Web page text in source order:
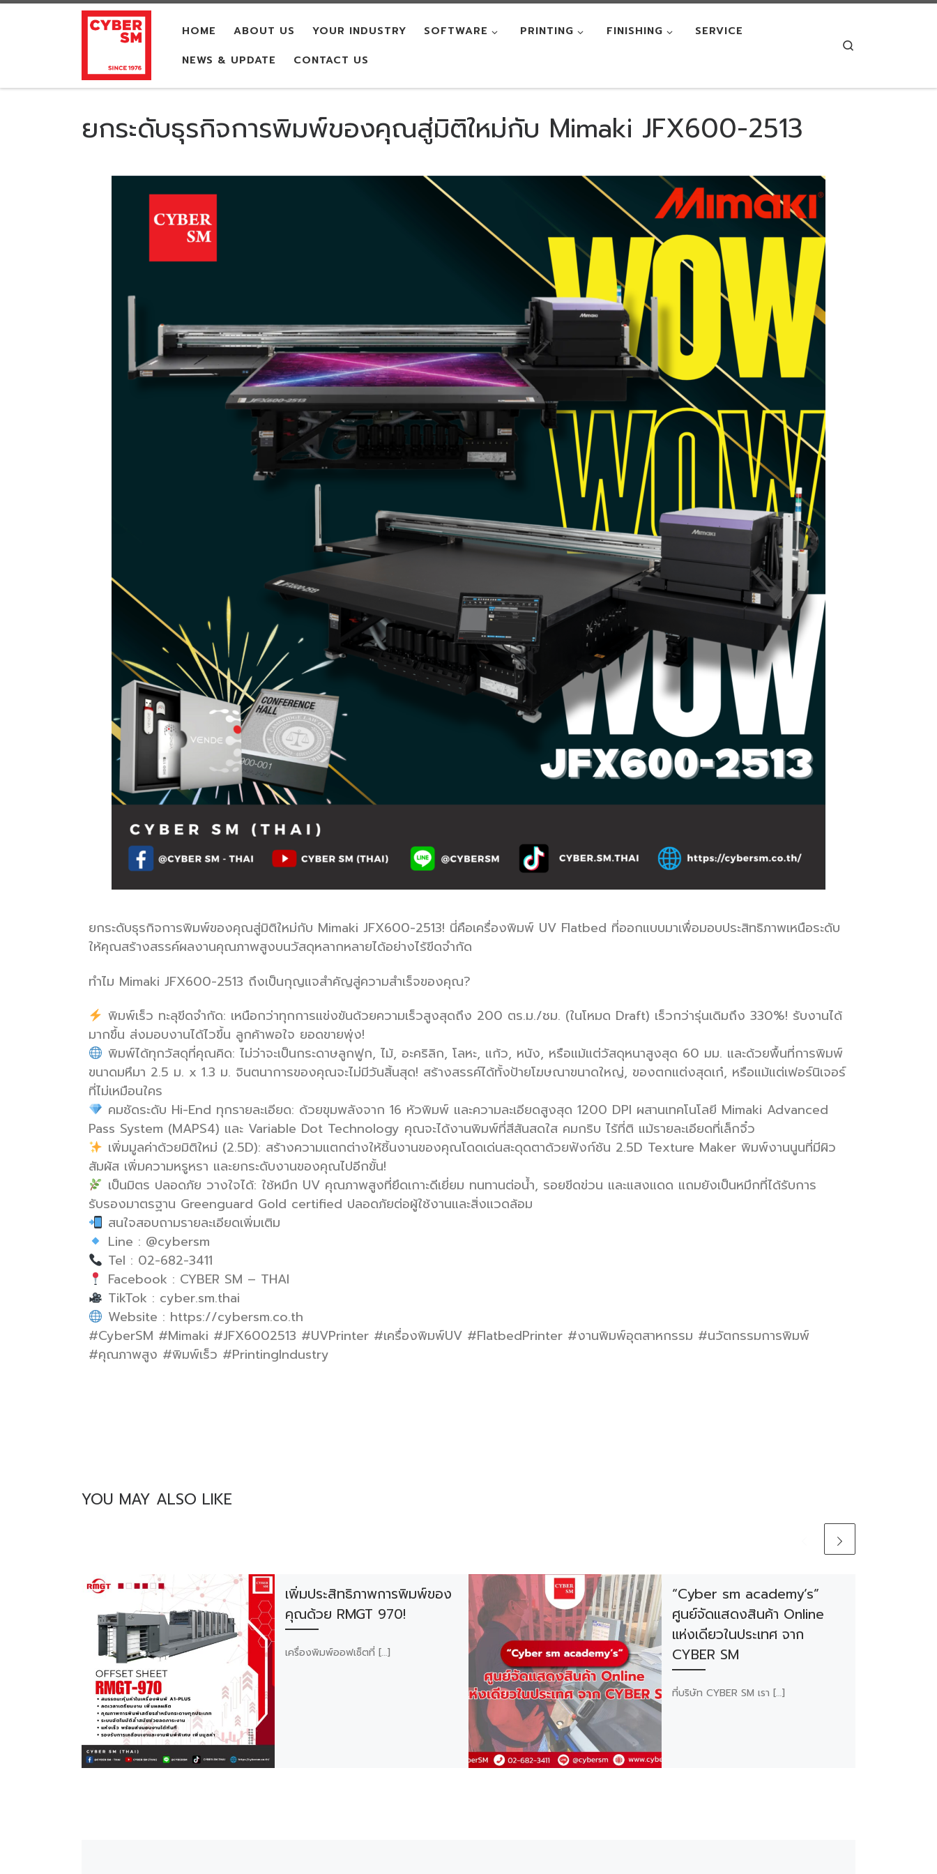
Skip to content
HOME ABOUT US YOUR INDUSTRY SOFTWARE PRINTING FINISHING
SERVICE
NEWS & UPDATE
CONTACT US
ยกระดับธุรกิจการพิมพ์ของคุณสู่มิติใหม่กับ Mimaki JFX600-2513
ยกระดับธุรกิจการพิมพ์ของคุณสู่มิติใหม่กับ Mimaki JFX600-2513! นี่คือเครื่องพิมพ์ UV Flatbed ที่ออกแบบมาเพื่อมอบประสิทธิภาพเหนือระดับ
ให้คุณสร้างสรรค์ผลงานคุณภาพสูงบนวัสดุหลากหลายได้อย่างไร้ขีดจำกัด
ทำไม Mimaki JFX600-2513 ถึงเป็นกุญแจสำคัญสู่ความสำเร็จของคุณ?
พิมพ์เร็ว ทะลุขีดจำกัด: เหนือกว่าทุกการแข่งขันด้วยความเร็วสูงสุดถึง 200 ตร.ม./ชม. (ในโหมด Draft) เร็วกว่ารุ่นเดิมถึง 330%! รับงานได้
มากขึ้น ส่งมอบงานได้ไวขึ้น ลูกค้าพอใจ ยอดขายพุ่ง!
พิมพ์ได้ทุกวัสดุที่คุณคิด: ไม่ว่าจะเป็นกระดาษลูกฟูก, ไม้, อะคริลิก, โลหะ, แก้ว, หนัง, หรือแม้แต่วัสดุหนาสูงสุด 60 มม. และด้วยพื้นที่การพิมพ์
ขนาดมหึมา 2.5 ม. x 1.3 ม. จินตนาการของคุณจะไม่มีวันสิ้นสุด! สร้างสรรค์ได้ทั้งป้ายโฆษณาขนาดใหญ่, ของตกแต่งสุดเก๋, หรือแม้แต่เฟอร์นิเจอร์
ที่ไม่เหมือนใคร
คมชัดระดับ Hi-End ทุกรายละเอียด: ด้วยขุมพลังจาก 16 หัวพิมพ์ และความละเอียดสูงสุด 1200 DPI ผสานเทคโนโลยี Mimaki Advanced
Pass System (MAPS4) และ Variable Dot Technology คุณจะได้งานพิมพ์ที่สีสันสดใส คมกริบ ไร้ที่ติ แม้รายละเอียดที่เล็กจิ๋ว
เพิ่มมูลค่าด้วยมิติใหม่ (2.5D): สร้างความแตกต่างให้ชิ้นงานของคุณโดดเด่นสะดุดตาด้วยฟังก์ชัน 2.5D Texture Maker พิมพ์งานนูนที่มีผิว
สัมผัส เพิ่มความหรูหรา และยกระดับงานของคุณไปอีกขั้น!
เป็นมิตร ปลอดภัย วางใจได้: ใช้หมึก UV คุณภาพสูงที่ยึดเกาะดีเยี่ยม ทนทานต่อน้ำ, รอยขีดข่วน และแสงแดด แถมยังเป็นหมึกที่ได้รับการ
รับรองมาตรฐาน Greenguard Gold certified ปลอดภัยต่อผู้ใช้งานและสิ่งแวดล้อม
สนใจสอบถามรายละเอียดเพิ่มเติม
Line : @cybersm
Tel : 02-682-3411
Facebook : CYBER SM – THAI
TikTok : cyber.sm.thai
Website : https://cybersm.co.th
#CyberSM #Mimaki #JFX6002513 #UVPrinter #เครื่องพิมพ์UV #FlatbedPrinter #งานพิมพ์อุตสาหกรรม #นวัตกรรมการพิมพ์
#คุณภาพสูง #พิมพ์เร็ว #PrintingIndustry
YOU MAY ALSO LIKE
เพิ่มประสิทธิภาพการพิมพ์ของ
คุณด้วย RMGT 970!
เครื่องพิมพ์ออฟเซ็ตที่ […]
“Cyber sm academy’s”
ศูนย์จัดแสดงสินค้า Online
แห่งเดียวในประเทศ จาก
CYBER SM
ที่บริษัท CYBER SM เรา […]